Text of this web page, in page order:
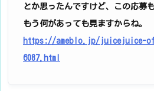
とか思ったんですけど、この応募
もう何があっても見ますからね。
https://ameblo.jp/juicejuice-
6087.html